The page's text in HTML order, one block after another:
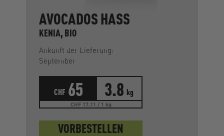
AVOCADOS HASS
KENIA, BIO
Ankunft der Lieferung:
September
CHF 65 3.8 kg
CHF 17.11 / 1 kg
VORBESTELLEN